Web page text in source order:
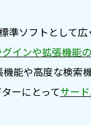
準ソフトとして広
グインや拡張機能
能や高度な検索
ーにとってサー